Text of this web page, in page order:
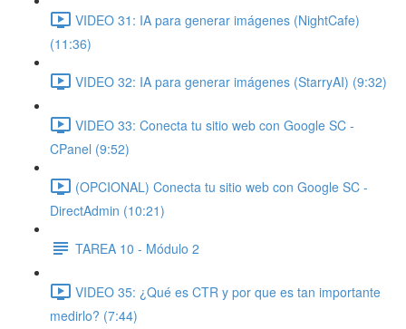
VIDEO 31: IA para generar imágenes (NightCafe)
(11:36)
VIDEO 32: IA para generar imágenes (StarryAI) (9:32)
VIDEO 33: Conecta tu sitio web con Google SC -
CPanel (9:52)
(OPCIONAL) Conecta tu sitio web con Google SC -
DirectAdmin (10:21)
TAREA 10 - Módulo 2
VIDEO 35: ¿Qué es CTR y por que es tan importante
medirlo? (7:44)